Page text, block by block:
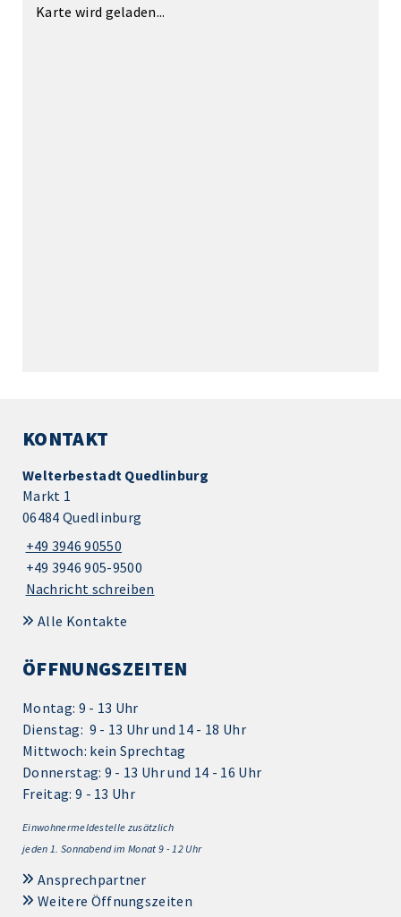
Karte wird geladen...
KONTAKT
Welterbestadt Quedlinburg
Markt 1
06484 Quedlinburg
+49 3946 90550
+49 3946 905-9500
Nachricht schreiben
Alle Kontakte
ÖFFNUNGSZEITEN
Montag: 9 - 13 Uhr
Dienstag: 9 - 13 Uhr und 14 - 18 Uhr
Mittwoch: kein Sprechtag
Donnerstag: 9 - 13 Uhr und 14 - 16 Uhr
Freitag: 9 - 13 Uhr
Einwohnermeldestelle zusätzlich
jeden 1. Sonnabend im Monat 9 - 12 Uhr
Ansprechpartner
Weitere Öffnungszeiten